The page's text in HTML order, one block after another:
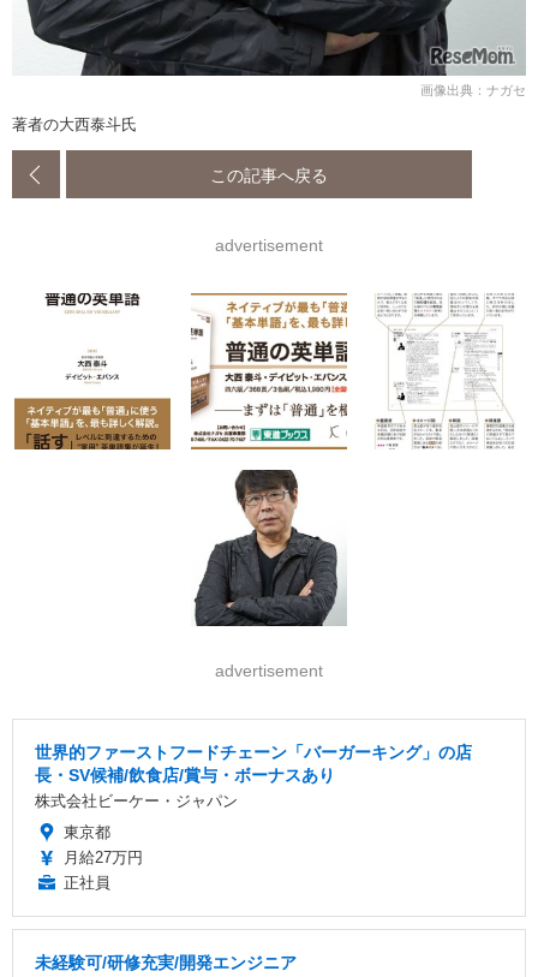
画像出典：ナガセ
著者の大西泰斗氏
この記事へ戻る
advertisement
advertisement
世界的ファーストフードチェーン「バーガーキング」の店
長・SV候補/飲食店/賞与・ボーナスあり
株式会社ビーケー・ジャパン
東京都
月給27万円
正社員
未経験可/研修充実/開発エンジニア